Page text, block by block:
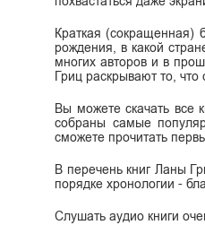
Краткая (сокращенная)
рождения, в какой
многих авторов и в
Гриц раскрывают то,
Вы можете скачать все
собраны самые
сможете прочитать
В перечень книг Ланы
порядке хронологии -
Слушать аудио книги